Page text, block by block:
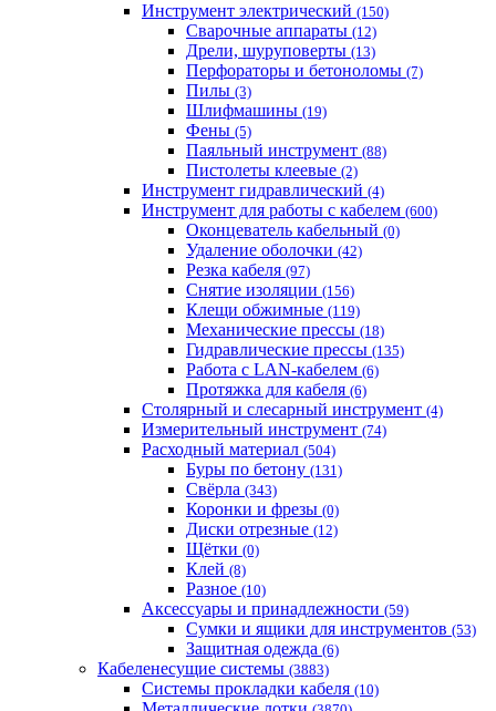
Инструмент электрический (150)
Сварочные аппараты (12)
Дрели, шуруповерты (13)
Перфораторы и бетоноломы (7)
Пилы (3)
Шлифмашины (19)
Фены (5)
Паяльный инструмент (88)
Пистолеты клеевые (2)
Инструмент гидравлический (4)
Инструмент для работы с кабелем (600)
Оконцеватель кабельный (0)
Удаление оболочки (42)
Резка кабеля (97)
Снятие изоляции (156)
Клещи обжимные (119)
Механические прессы (18)
Гидравлические прессы (135)
Работа с LAN-кабелем (6)
Протяжка для кабеля (6)
Столярный и слесарный инструмент (4)
Измерительный инструмент (74)
Расходный материал (504)
Буры по бетону (131)
Свёрла (343)
Коронки и фрезы (0)
Диски отрезные (12)
Щётки (0)
Клей (8)
Разное (10)
Аксессуары и принадлежности (59)
Cумки и ящики для инструментов (53)
Защитная одежда (6)
Кабеленесущие системы (3883)
Системы прокладки кабеля (10)